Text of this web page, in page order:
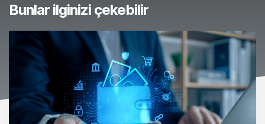
Bunlar ilginizi çekebilir